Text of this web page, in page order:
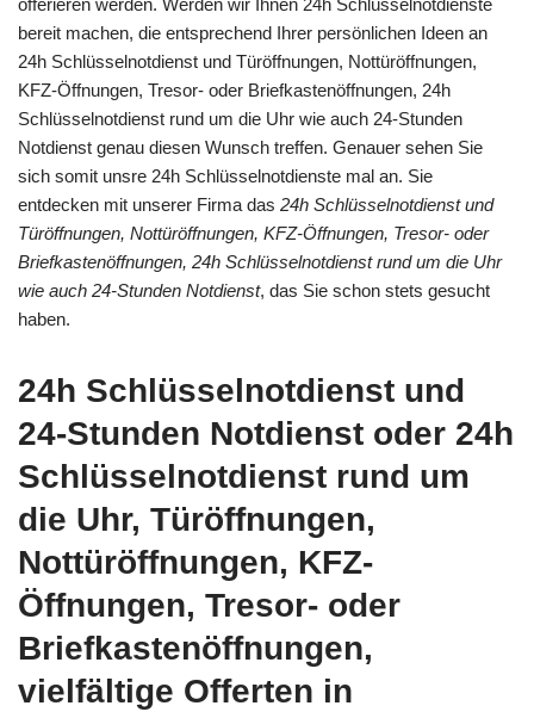
offerieren werden. Werden wir Ihnen 24h Schlüsselnotdienste
bereit machen, die entsprechend Ihrer persönlichen Ideen an
24h Schlüsselnotdienst und Türöffnungen, Nottüröffnungen,
KFZ-Öffnungen, Tresor- oder Briefkastenöffnungen, 24h
Schlüsselnotdienst rund um die Uhr wie auch 24-Stunden
Notdienst genau diesen Wunsch treffen. Genauer sehen Sie
sich somit unsre 24h Schlüsselnotdienste mal an. Sie
entdecken mit unserer Firma das 24h Schlüsselnotdienst und
Türöffnungen, Nottüröffnungen, KFZ-Öffnungen, Tresor- oder
Briefkastenöffnungen, 24h Schlüsselnotdienst rund um die Uhr
wie auch 24-Stunden Notdienst, das Sie schon stets gesucht
haben.
24h Schlüsselnotdienst und
24-Stunden Notdienst oder 24h
Schlüsselnotdienst rund um
die Uhr, Türöffnungen,
Nottüröffnungen, KFZ-
Öffnungen, Tresor- oder
Briefkastenöffnungen,
vielfältige Offerten in